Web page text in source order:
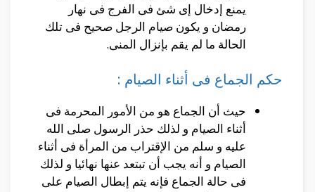
يمنع إدخال إى شئ فى الفرج فى نهار
رمضان و يكون صيام الرجل صحيح فى تلك
الحالة ما لم يقم بإنزال المنى.
حكم الجماع فى أثناء الصيام :
حيث أن الجماع هو من الأمور المحرمة فى
أثناء الصيام و لذلك حذر الرسول صلى الله
عليه و سلم من الإقتراب من المرأة فى أثناء
الصيام و أنه يجب أن تبتعد عنها نهائيا و لذلك
فى حالة الجماع فإنه يتم إبطال الصيام على